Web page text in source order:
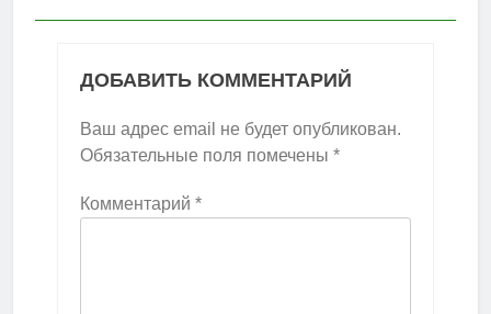
ДОБАВИТЬ КОММЕНТАРИЙ
Ваш адрес email не будет опубликован.
Обязательные поля помечены *
Комментарий *